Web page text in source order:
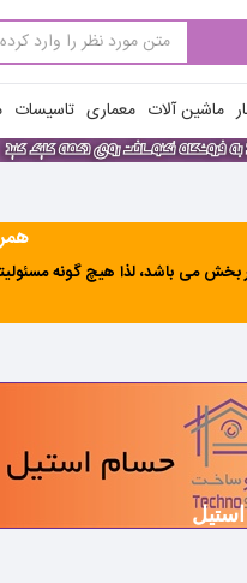
ماشین آلات معماری تاسیسات
می باشد، لذا هیچ گونه